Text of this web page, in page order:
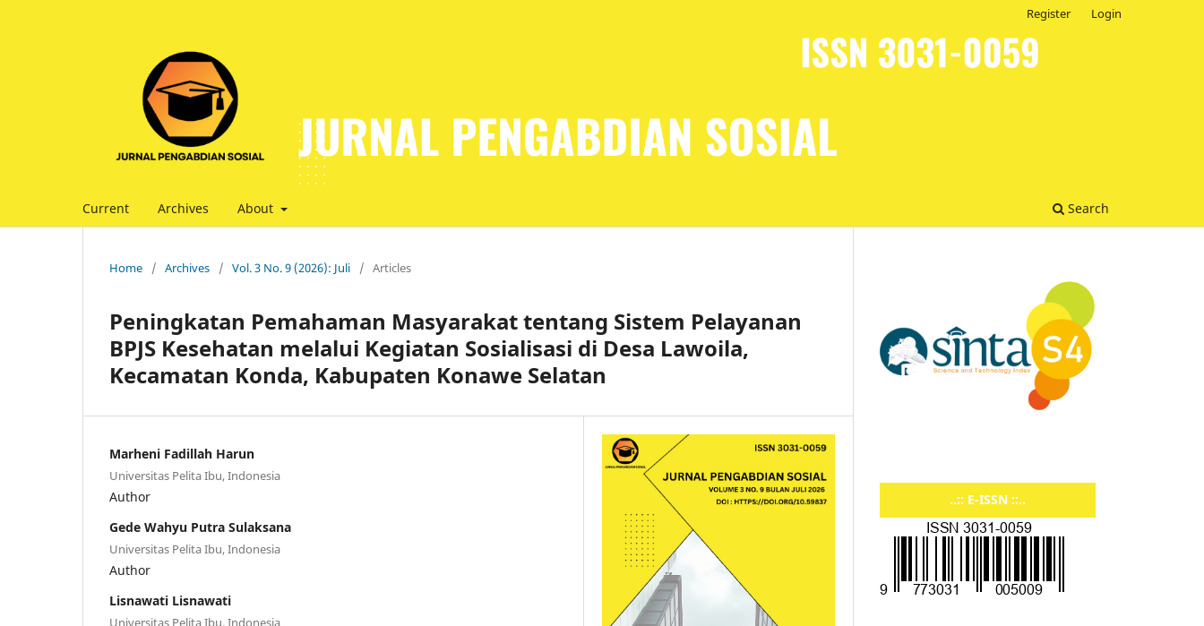
Current Archives About Search
Register Login
Home / Archives / Vol. 3 No. 9 (2026): Juli / Articles
Peningkatan Pemahaman Masyarakat tentang Sistem Pelayanan
BPJS Kesehatan melalui Kegiatan Sosialisasi di Desa Lawoila,
Kecamatan Konda, Kabupaten Konawe Selatan
Marheni Fadillah Harun
Universitas Pelita Ibu, Indonesia
Author
Gede Wahyu Putra Sulaksana
Universitas Pelita Ibu, Indonesia
Author
Lisnawati Lisnawati
Universitas Pelita Ibu, Indonesia
..:: E-ISSN ::..